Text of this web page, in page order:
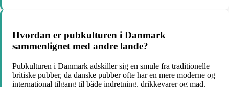
Hvordan er pubkulturen i Danmark
sammenlignet med andre lande?
Pubkulturen i Danmark adskiller sig en smule fra traditionelle
britiske pubber, da danske pubber ofte har en mere moderne og
international tilgang til både indretning, drikkevarer og mad.